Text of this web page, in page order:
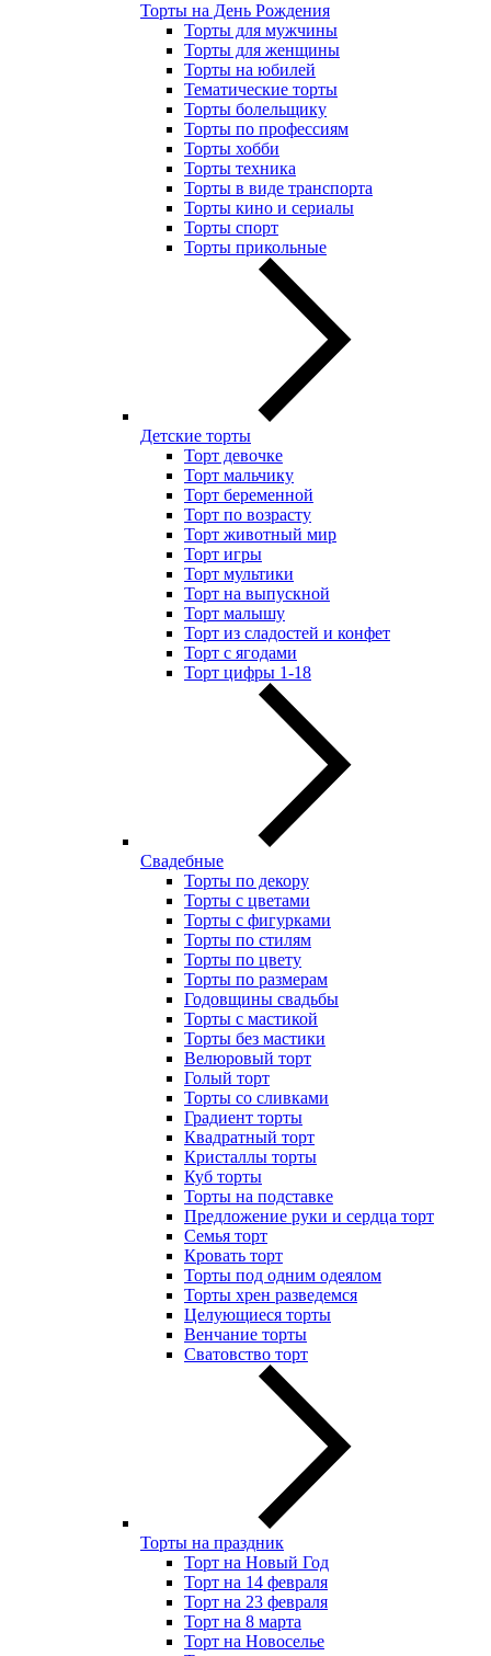
Торты на День Рождения
Торты для мужчины
Торты для женщины
Торты на юбилей
Тематические торты
Торты болельщику
Торты по профессиям
Торты хобби
Торты техника
Торты в виде транспорта
Торты кино и сериалы
Торты спорт
Торты прикольные
Детские торты
Торт девочке
Торт мальчику
Торт беременной
Торт по возрасту
Торт животный мир
Торт игры
Торт мультики
Торт на выпускной
Торт малышу
Торт из сладостей и конфет
Торт с ягодами
Торт цифры 1-18
Свадебные
Торты по декору
Торты с цветами
Торты с фигурками
Торты по стилям
Торты по цвету
Торты по размерам
Годовщины свадьбы
Торты с мастикой
Торты без мастики
Велюровый торт
Голый торт
Торты со сливками
Градиент торты
Квадратный торт
Кристаллы торты
Куб торты
Торты на подставке
Предложение руки и сердца торт
Семья торт
Кровать торт
Торты под одним одеялом
Торты хрен разведемся
Целующиеся торты
Венчание торты
Сватовство торт
Торты на праздник
Торт на Новый Год
Торт на 14 февраля
Торт на 23 февраля
Торт на 8 марта
Торт на Новоселье